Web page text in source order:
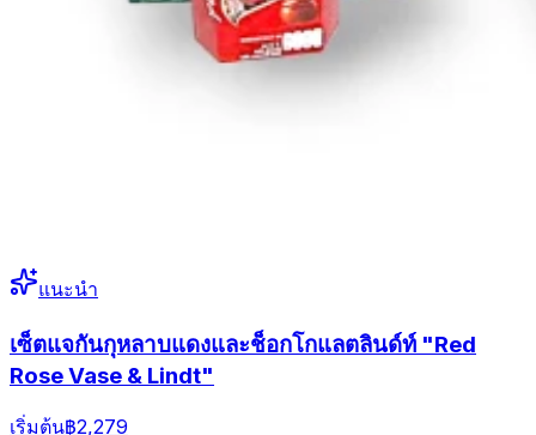
แนะนำ
เซ็ตแจกันกุหลาบแดงและช็อกโกแลตลินด์ท์ "Red
Rose Vase & Lindt"
เริ่มต้น฿2,279